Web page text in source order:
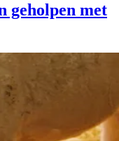
geholpen met